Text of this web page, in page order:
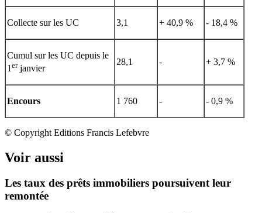
Collecte sur les UC 3,1 + 40,9 % - 18,4 %
Cumul sur les UC depuis le
1 erjanvier
28,1 - + 3,7 %
Encours 1 760 - - 0,9 %
© Copyright Editions Francis Lefebvre
Voir aussi
Les taux des prêts immobiliers poursuivent leur
remontée